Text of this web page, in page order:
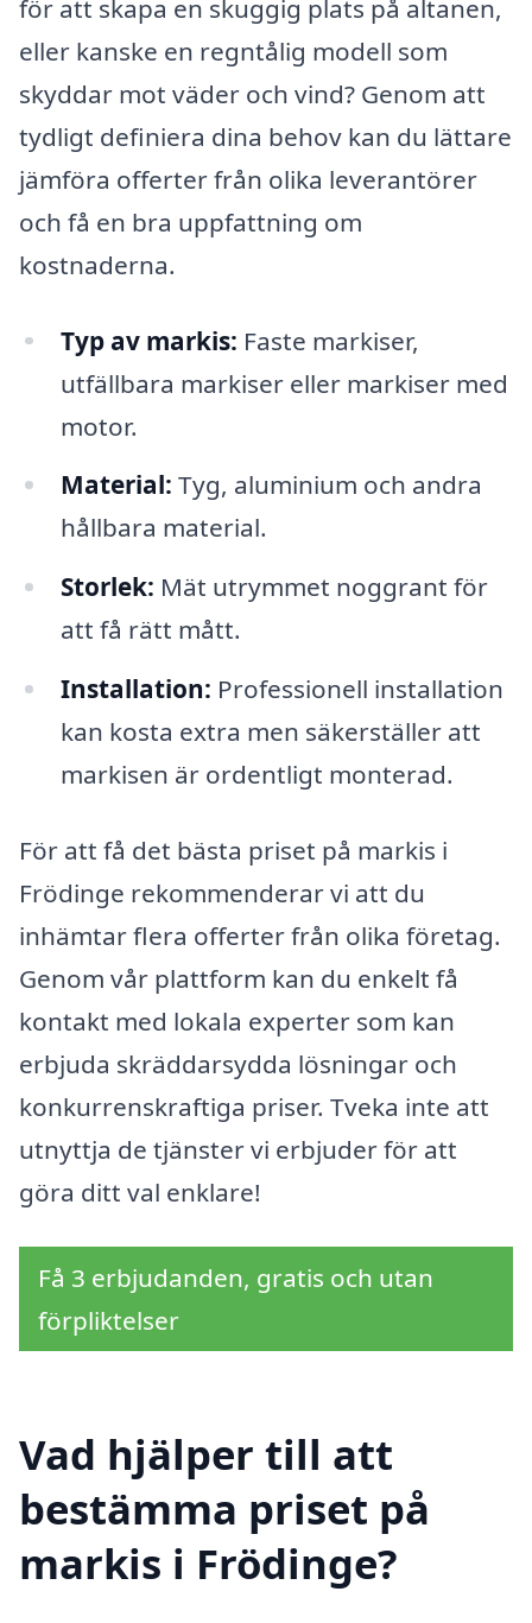
för att skapa en skuggig plats på altanen,
eller kanske en regntålig modell som
skyddar mot väder och vind? Genom att
tydligt definiera dina behov kan du lättare
jämföra offerter från olika leverantörer
och få en bra uppfattning om
kostnaderna.
Typ av markis: Faste markiser,
utfällbara markiser eller markiser med
motor.
Material: Tyg, aluminium och andra
hållbara material.
Storlek: Mät utrymmet noggrant för
att få rätt mått.
Installation: Professionell installation
kan kosta extra men säkerställer att
markisen är ordentligt monterad.
För att få det bästa priset på markis i
Frödinge rekommenderar vi att du
inhämtar flera offerter från olika företag.
Genom vår plattform kan du enkelt få
kontakt med lokala experter som kan
erbjuda skräddarsydda lösningar och
konkurrenskraftiga priser. Tveka inte att
utnyttja de tjänster vi erbjuder för att
göra ditt val enklare!
Få 3 erbjudanden, gratis och utan
förpliktelser
Vad hjälper till att
bestämma priset på
markis i Frödinge?